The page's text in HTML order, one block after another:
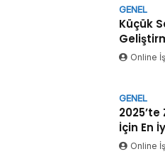
GENEL
Küçük
Online
GENEL
İçin En
Online